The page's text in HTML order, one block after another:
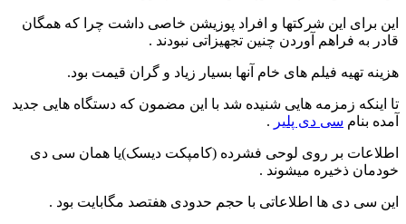
این برای این شرکتها و افراد پوزیشن خاصی داشت چرا که همگان
قادر به فراهم آوردن چنین تجهیزاتی نبودند .
هزینه تهیه فیلم های خام آنها بسیار زیاد و گران قیمت بود.
تا اینکه زمزمه هایی شنیده شد با این مضمون که دستگاه هایی جدید
آمده بنام سی دی پلیر .
اطلاعات بر روی لوحی فشرده (کامپکت دیسک)یا همان سی دی
خودمان ذخیره میشوند .
این سی دی ها اطلاعاتی با حجم حدودی هفتصد مگابایت بود .